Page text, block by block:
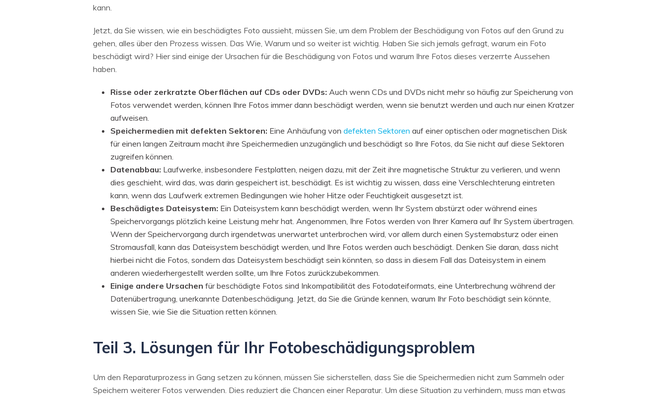
kann.
Jetzt, da Sie wissen, wie ein beschädigtes Foto aussieht, müssen Sie, um dem Problem der Beschädigung von Fotos auf den Grund zu
gehen, alles über den Prozess wissen. Das Wie, Warum und so weiter ist wichtig. Haben Sie sich jemals gefragt, warum ein Foto
beschädigt wird? Hier sind einige der Ursachen für die Beschädigung von Fotos und warum Ihre Fotos dieses verzerrte Aussehen
haben.
Risse oder zerkratzte Oberflächen auf CDs oder DVDs: Auch wenn CDs und DVDs nicht mehr so häufig zur Speicherung von
Fotos verwendet werden, können Ihre Fotos immer dann beschädigt werden, wenn sie benutzt werden und auch nur einen Kratzer
aufweisen.
Speichermedien mit defekten Sektoren: Eine Anhäufung von defekten Sektoren auf einer optischen oder magnetischen Disk
für einen langen Zeitraum macht ihre Speichermedien unzugänglich und beschädigt so Ihre Fotos, da Sie nicht auf diese Sektoren
zugreifen können.
Datenabbau: Laufwerke, insbesondere Festplatten, neigen dazu, mit der Zeit ihre magnetische Struktur zu verlieren, und wenn
dies geschieht, wird das, was darin gespeichert ist, beschädigt. Es ist wichtig zu wissen, dass eine Verschlechterung eintreten
kann, wenn das Laufwerk extremen Bedingungen wie hoher Hitze oder Feuchtigkeit ausgesetzt ist.
Beschädigtes Dateisystem: Ein Dateisystem kann beschädigt werden, wenn Ihr System abstürzt oder während eines
Speichervorgangs plötzlich keine Leistung mehr hat. Angenommen, Ihre Fotos werden von Ihrer Kamera auf Ihr System übertragen.
Wenn der Speichervorgang durch irgendetwas unerwartet unterbrochen wird, vor allem durch einen Systemabsturz oder einen
Stromausfall, kann das Dateisystem beschädigt werden, und Ihre Fotos werden auch beschädigt. Denken Sie daran, dass nicht
hierbei nicht die Fotos, sondern das Dateisystem beschädigt sein könnten, so dass in diesem Fall das Dateisystem in einem
anderen wiederhergestellt werden sollte, um Ihre Fotos zurückzubekommen.
Einige andere Ursachen für beschädigte Fotos sind Inkompatibilität des Fotodateiformats, eine Unterbrechung während der
Datenübertragung, unerkannte Datenbeschädigung. Jetzt, da Sie die Gründe kennen, warum Ihr Foto beschädigt sein könnte,
wissen Sie, wie Sie die Situation retten können.
Teil 3. Lösungen für Ihr Fotobeschädigungsproblem
Um den Reparaturprozess in Gang setzen zu können, müssen Sie sicherstellen, dass Sie die Speichermedien nicht zum Sammeln oder
Speichern weiterer Fotos verwenden. Dies reduziert die Chancen einer Reparatur. Um diese Situation zu verhindern, muss man etwas